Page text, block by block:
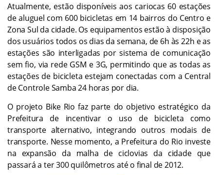
Atualmente, estão disponíveis aos cariocas 60 estações
de aluguel com 600 bicicletas em 14 bairros do Centro e
Zona Sul da cidade. Os equipamentos estão à disposição
dos usuários todos os dias da semana, de 6h às 22h e as
estações são interligadas por sistema de comunicação
sem fio, via rede GSM e 3G, permitindo que as todas as
estações de bicicleta estejam conectadas com a Central
de Controle Samba 24 horas por dia.
O projeto Bike Rio faz parte do objetivo estratégico da
Prefeitura de incentivar o uso de bicicleta como
transporte alternativo, integrando outros modais de
transporte. Nesse momento, a Prefeitura do Rio investe
na expansão da malha de ciclovias da cidade que
passará a ter 300 quilômetros até o final de 2012.